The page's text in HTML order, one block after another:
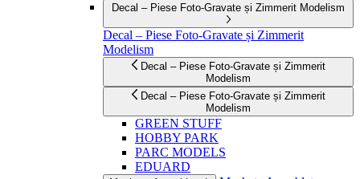
Decal – Piese Foto-Gravate și Zimmerit Modelism
Decal – Piese Foto-Gravate și Zimmerit
Modelism
Decal – Piese Foto-Gravate și Zimmerit
Modelism
Decal – Piese Foto-Gravate și Zimmerit
Modelism
GREEN STUFF
HOBBY PARK
PARC MODELS
EDUARD